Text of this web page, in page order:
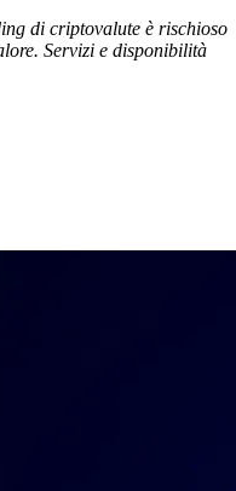
di criptovalute è rischioso
Servizi e disponibilità